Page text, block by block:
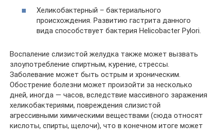
Хеликобактерный – бактериального
происхождения. Развитию гастрита данного
вида способствует бактерия Helicobacter Pylori.
Воспаление слизистой желудка также может вызвать
злоупотребление спиртным, курение, стрессы.
Заболевание может быть острым и хроническим.
Обострение болезни может произойти за несколько
дней, иногда — часов, вследствие массивного заражения
хеликобактериями, повреждения слизистой
агрессивными химическими веществами (сюда относят
кислоты, спирты, щелочи), что в конечном итоге может